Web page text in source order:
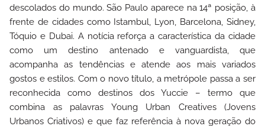
descolados do mundo. São Paulo aparece na 14ª posição, à
frente de cidades como Istambul, Lyon, Barcelona, Sidney,
Tóquio e Dubai. A notícia reforça a característica da cidade
como um destino antenado e vanguardista, que
acompanha as tendências e atende aos mais variados
gostos e estilos. Com o novo título, a metrópole passa a ser
reconhecida como destinos dos Yuccie – termo que
combina as palavras Young Urban Creatives (Jovens
Urbanos Criativos) e que faz referência à nova geração do